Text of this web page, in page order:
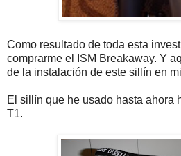
Como resultado de toda esta
comprarme el ISM Breakaway. Y
de la instalación de este sillín en
El sillín que he usado hasta ahora
T1.